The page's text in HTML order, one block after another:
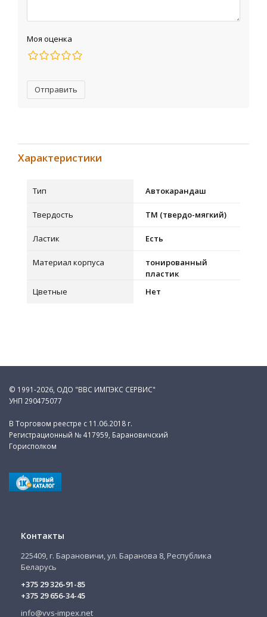
Моя оценка
Отправить
Характеристики
Тип Автокарандаш
Твердость ТМ (твердо-мягкий)
Ластик Есть
Материал корпуса
тонированный
пластик
Цветные
Нет
© 1991-2026, ОДО "ВВС ИМПЭКС СЕРВИС"
УНП 290475077
В Торговом реестре с 11.06.2018 г.
Регистрационный № 417959, Барановичский
Горисполком
Контакты
225409, г. Барановичи, ул. Баранова 8, Республика
Беларусь
+375 29 326-91-85
+375 29 656-34-45
info@vvs-impex.net